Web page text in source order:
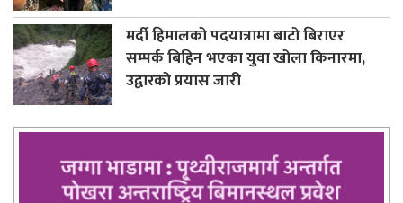
मर्दी हिमालको पदयात्रामा बाटो बिराएर
सम्पर्क बिहिन भएका युवा खोला किनारमा,
उद्वारको प्रयास जारी